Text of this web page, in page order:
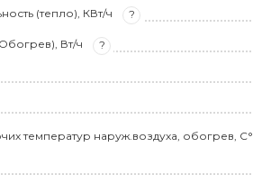
(тепло), КВт/ч ?
Вт/ч ?
температур наруж.воздуха, обогрев, С°